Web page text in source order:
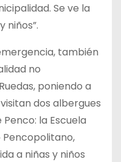
Se ve la
niños”.
también
no
poniendo a
dos albergues
la Escuela
Pencopolitano,
a niñas y niños